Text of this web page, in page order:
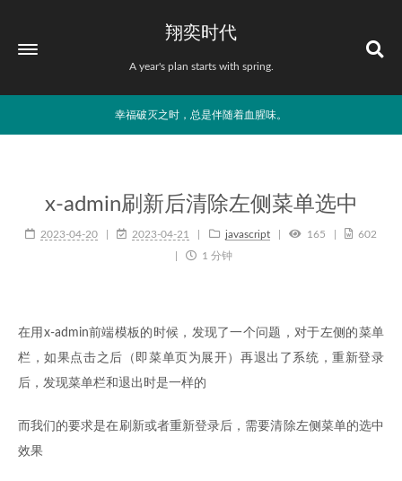
翔奕时代
A year's plan starts with spring.
幸福破灭之时，总是伴随着血腥味。
x-admin刷新后清除左侧菜单选中
2023-04-20 2023-04-21 javascript 165
602
1 分钟
在用x-admin前端模板的时候，发现了一个问题，对于左侧的菜单
栏，如果点击之后（即菜单页为展开）再退出了系统，重新登录
后，发现菜单栏和退出时是一样的
而我们的要求是在刷新或者重新登录后，需要清除左侧菜单的选中
效果